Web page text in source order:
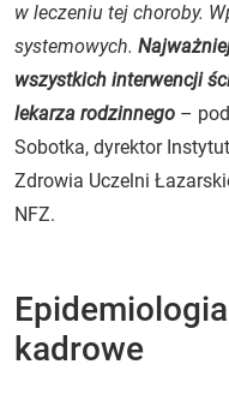
w leczeniu tej choroby.
systemowych.
wszystkich interwencji
lekarza rodzinnego –
Sobotka, dyrektor
Zdrowia Uczelni
NFZ.
kadrowe